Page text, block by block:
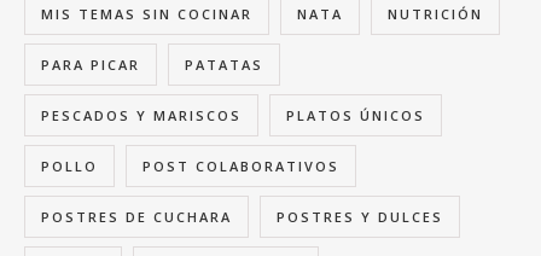
MIS TEMAS SIN COCINAR NATA NUTRICIÓN
PARA PICAR PATATAS
PESCADOS Y MARISCOS PLATOS ÚNICOS
POLLO POST COLABORATIVOS
POSTRES DE CUCHARA POSTRES Y DULCES